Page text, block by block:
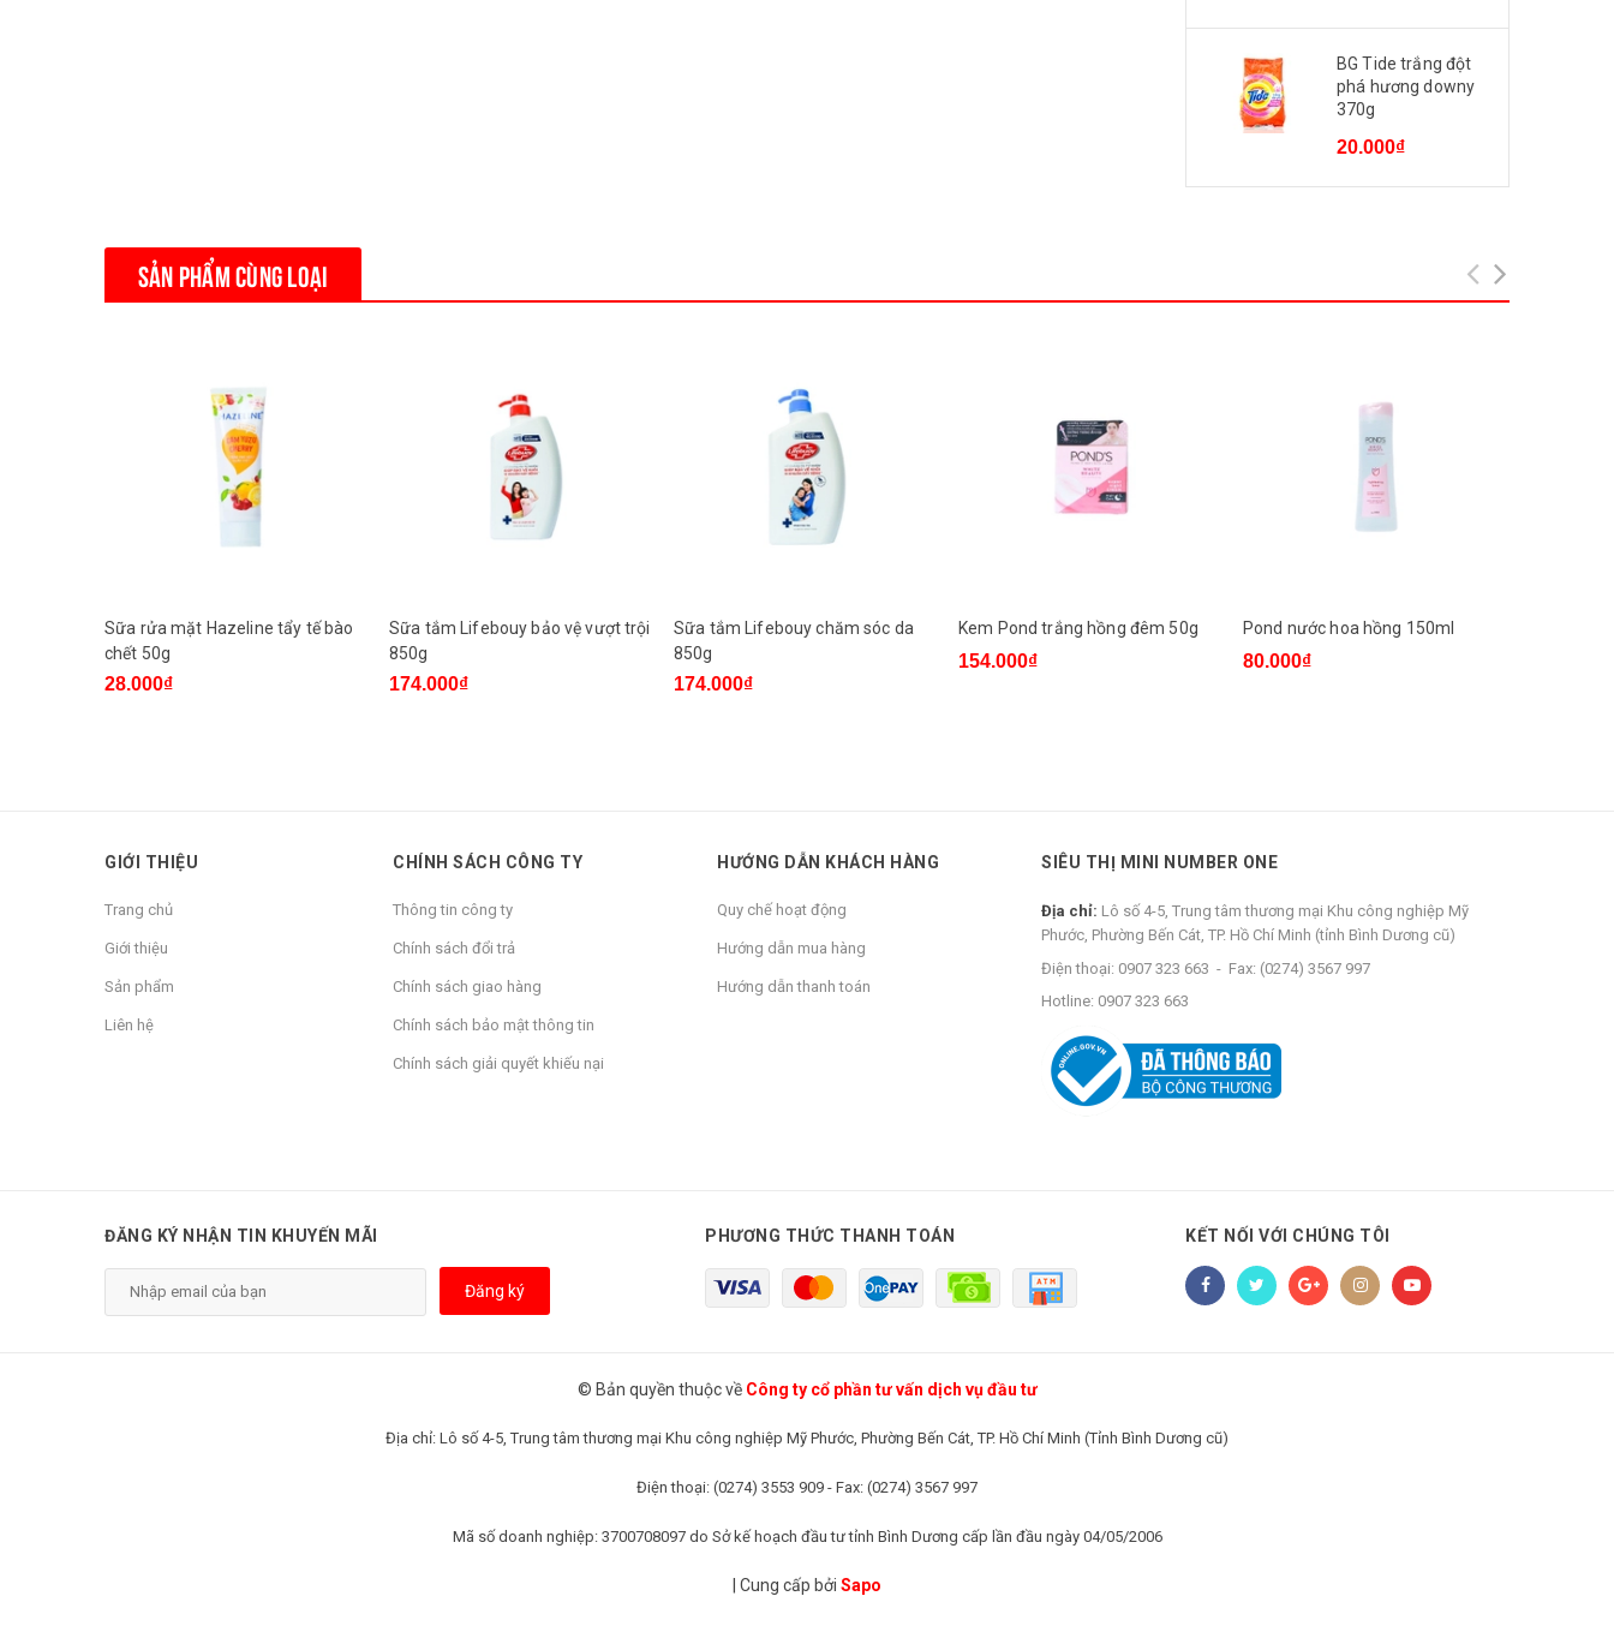
BG Tide trắng đột
phá hương downy
370g
20.000₫
SẢN PHẨM CÙNG LOẠI
Sữa rửa mặt Hazeline tẩy tế bào
chết 50g
28.000₫
Sữa tắm Lifebouy bảo vệ vượt trội
850g
174.000₫
Sữa tắm Lifebouy chăm sóc da
850g
174.000₫
Kem Pond trắng hồng đêm 50g
154.000₫
Pond nước hoa hồng 150ml
80.000₫
GIỚI THIỆU
Trang chủ
Giới thiệu
Sản phẩm
Liên hệ
CHÍNH SÁCH CÔNG TY
Thông tin công ty
Chính sách đổi trả
Chính sách giao hàng
Chính sách bảo mật thông tin
Chính sách giải quyết khiếu nại
HƯỚNG DẪN KHÁCH HÀNG
Quy chế hoạt động
Hướng dẫn mua hàng
Hướng dẫn thanh toán
SIÊU THỊ MINI NUMBER ONE
Địa chỉ: Lô số 4-5, Trung tâm thương mại Khu công nghiệp Mỹ
Phước, Phường Bến Cát, TP. Hồ Chí Minh (tỉnh Bình Dương cũ)
Điện thoại: 0907 323 663 - Fax: (0274) 3567 997
Hotline: 0907 323 663
ĐĂNG KÝ NHẬN TIN KHUYẾN MÃI
Đăng ký
PHƯƠNG THỨC THANH TOÁN KẾT NỐI VỚI CHÚNG TÔI
© Bản quyền thuộc về Công ty cổ phần tư vấn dịch vụ đầu tư
Địa chỉ: Lô số 4-5, Trung tâm thương mại Khu công nghiệp Mỹ Phước, Phường Bến Cát, TP. Hồ Chí Minh (Tỉnh Bình Dương cũ)
Điện thoại: (0274) 3553 909 - Fax: (0274) 3567 997
Mã số doanh nghiệp: 3700708097 do Sở kế hoạch đầu tư tỉnh Bình Dương cấp lần đầu ngày 04/05/2006
Cung cấp bởi Sapo